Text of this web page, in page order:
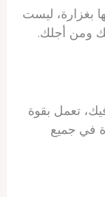
بغزارة، ليست
ومن أجلك.
تعمل بقوة
في جميع